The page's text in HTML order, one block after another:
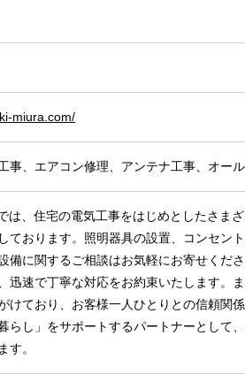
miura.com/
事、エアコン修理、アンテナ工事、オー
は、住宅の電気工事をはじめとしたさま
ております。照明器具の設置、コンセン
備に関するご相談はお気軽にお寄せくだ
迅速で丁寧な対応をお約束いたします。
けており、お客様一人ひとりとの信頼関係
らし」をサポートするパートナーとして
す。